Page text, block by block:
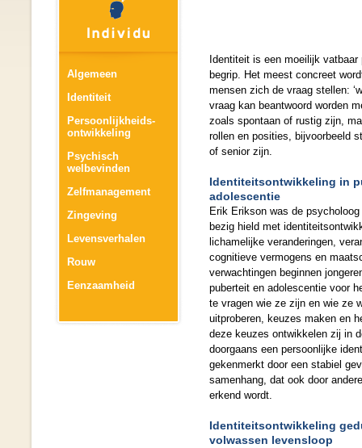
Algemeen
Identiteit
Persoonlijkheids-
ontwikkeling
Psychisch
welbevinden
Zelfmanagement
Zingeving
Levensverhalen
Rouw
Eenzaamheid
Identiteit is een moeilijk
begrip. Het meest concreet
mensen zich de vraag stellen:
vraag kan beantwoord worden
zoals spontaan of rustig zijn,
rollen en posities, bijvoorbeeld
of senior zijn.
Identiteitsontwikkeling in
adolescentie
Erik Erikson was de
bezig hield met
lichamelijke veranderingen,
cognitieve vermogens en
verwachtingen beginnen
puberteit en adolescentie voor
te vragen wie ze zijn en wie ze
uitproberen, keuzes maken en
deze keuzes ontwikkelen zij in
doorgaans een persoonlijke
gekenmerkt door een stabiel
samenhang, dat ook door
erkend wordt.
Identiteitsontwikkeling
volwassen levensloop